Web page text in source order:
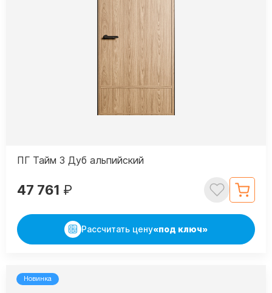
ПГ Тайм 3 Дуб альпийский
47 761 ₽
Рассчитать цену«под ключ»
Новинка